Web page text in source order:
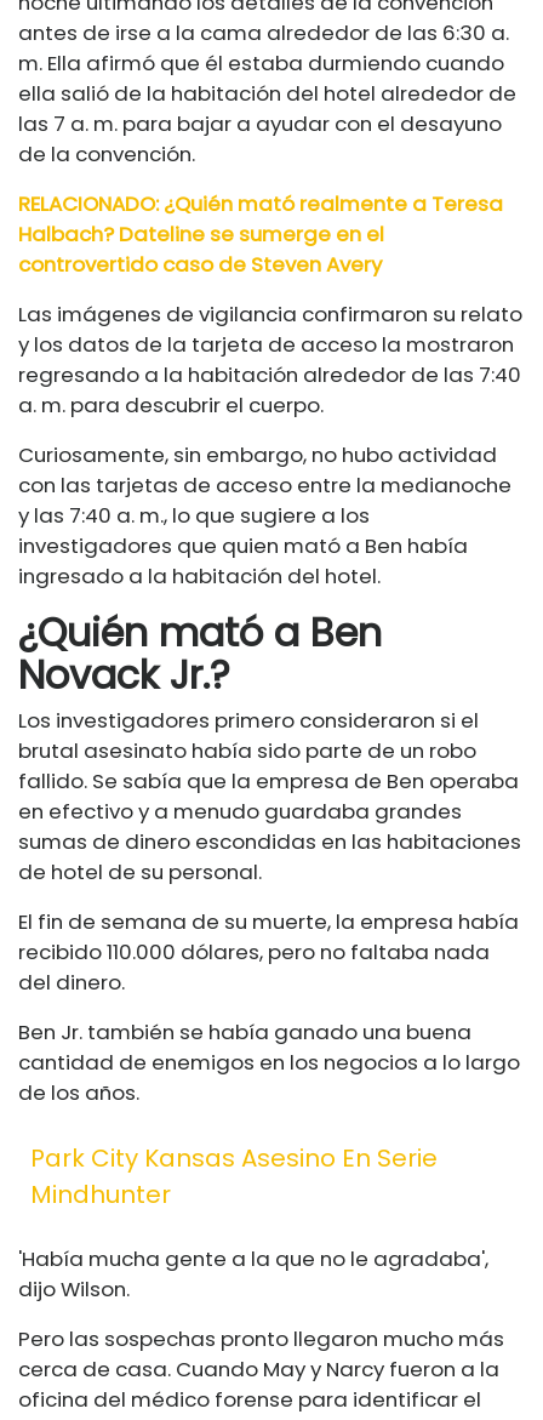
antes de irse a la cama alrededor de las 6:30 a.
m. Ella afirmó que él estaba durmiendo cuando
ella salió de la habitación del hotel alrededor de
las 7 a. m. para bajar a ayudar con el desayuno
de la convención.
RELACIONADO: ¿Quién mató realmente a Teresa
Halbach? Dateline se sumerge en el
controvertido caso de Steven Avery
Las imágenes de vigilancia confirmaron su relato
y los datos de la tarjeta de acceso la mostraron
regresando a la habitación alrededor de las 7:40
a. m. para descubrir el cuerpo.
Curiosamente, sin embargo, no hubo actividad
con las tarjetas de acceso entre la medianoche
y las 7:40 a. m., lo que sugiere a los
investigadores que quien mató a Ben había
ingresado a la habitación del hotel.
¿Quién mató a Ben
Novack Jr.?
Los investigadores primero consideraron si el
brutal asesinato había sido parte de un robo
fallido. Se sabía que la empresa de Ben operaba
en efectivo y a menudo guardaba grandes
sumas de dinero escondidas en las habitaciones
de hotel de su personal.
El fin de semana de su muerte, la empresa había
recibido 110.000 dólares, pero no faltaba nada
del dinero.
Ben Jr. también se había ganado una buena
cantidad de enemigos en los negocios a lo largo
de los años.
Park City Kansas Asesino En Serie
Mindhunter
'Había mucha gente a la que no le agradaba',
dijo Wilson.
Pero las sospechas pronto llegaron mucho más
cerca de casa. Cuando May y Narcy fueron a la
oficina del médico forense para identificar el